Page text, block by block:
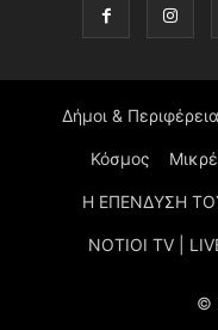
Δήμοι &
Κόσμος
Η ΕΠΕΝΔΥΣΗ
NOTIOI TV |
©